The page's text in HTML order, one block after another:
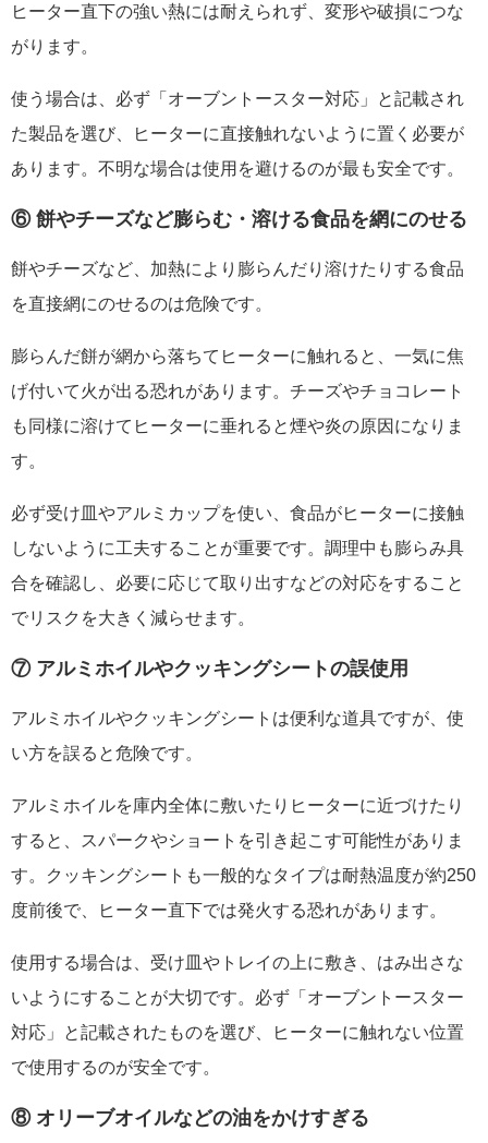
ヒーター直下の強い熱には耐えられず、変形や破損につな
がります。
使う場合は、必ず「オーブントースター対応」と記載され
た製品を選び、ヒーターに直接触れないように置く必要が
あります。不明な場合は使用を避けるのが最も安全です。
⑥ 餅やチーズなど膨らむ・溶ける食品を網にのせる
餅やチーズなど、加熱により膨らんだり溶けたりする食品
を直接網にのせるのは危険です。
膨らんだ餅が網から落ちてヒーターに触れると、一気に焦
げ付いて火が出る恐れがあります。チーズやチョコレート
も同様に溶けてヒーターに垂れると煙や炎の原因になりま
す。
必ず受け皿やアルミカップを使い、食品がヒーターに接触
しないように工夫することが重要です。調理中も膨らみ具
合を確認し、必要に応じて取り出すなどの対応をすること
でリスクを大きく減らせます。
⑦ アルミホイルやクッキングシートの誤使用
アルミホイルやクッキングシートは便利な道具ですが、使
い方を誤ると危険です。
アルミホイルを庫内全体に敷いたりヒーターに近づけたり
すると、スパークやショートを引き起こす可能性がありま
す。クッキングシートも一般的なタイプは耐熱温度が約250
度前後で、ヒーター直下では発火する恐れがあります。
使用する場合は、受け皿やトレイの上に敷き、はみ出さな
いようにすることが大切です。必ず「オーブントースター
対応」と記載されたものを選び、ヒーターに触れない位置
で使用するのが安全です。
⑧ オリーブオイルなどの油をかけすぎる